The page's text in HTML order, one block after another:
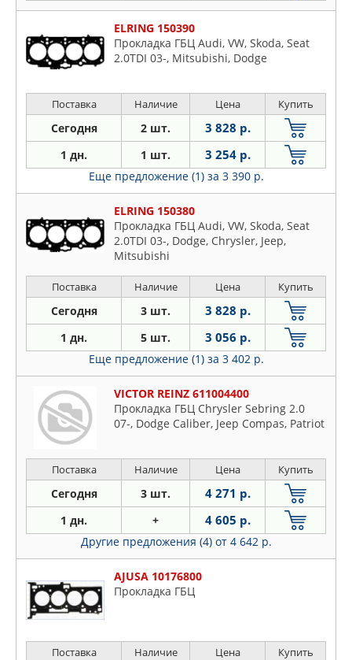
ELRING 150390
Прокладка ГБЦ Audi, VW, Skoda, Seat
2.0TDI 03-, Mitsubishi, Dodge
Поставка Наличие Цена Купить
Сегодня 2 шт. 3 828 р.
1 дн. 1 шт. 3 254 р.
Еще предложение (1) за 3 390 р.
ELRING 150380
Прокладка ГБЦ Audi, VW, Skoda, Seat
2.0TDI 03-, Dodge, Chrysler, Jeep,
Mitsubishi
Поставка Наличие Цена Купить
Сегодня 3 шт. 3 828 р.
1 дн. 5 шт. 3 056 р.
Еще предложение (1) за 3 402 р.
VICTOR REINZ 611004400
Прокладка ГБЦ Chrysler Sebring 2.0
07-, Dodge Caliber, Jeep Compas, Patriot
Поставка Наличие Цена Купить
Сегодня 3 шт. 4 271 р.
1 дн. + 4 605 р.
Другие предложения (4) от 4 642 р.
AJUSA 10176800
Прокладка ГБЦ
Поставка Наличие Цена Купить